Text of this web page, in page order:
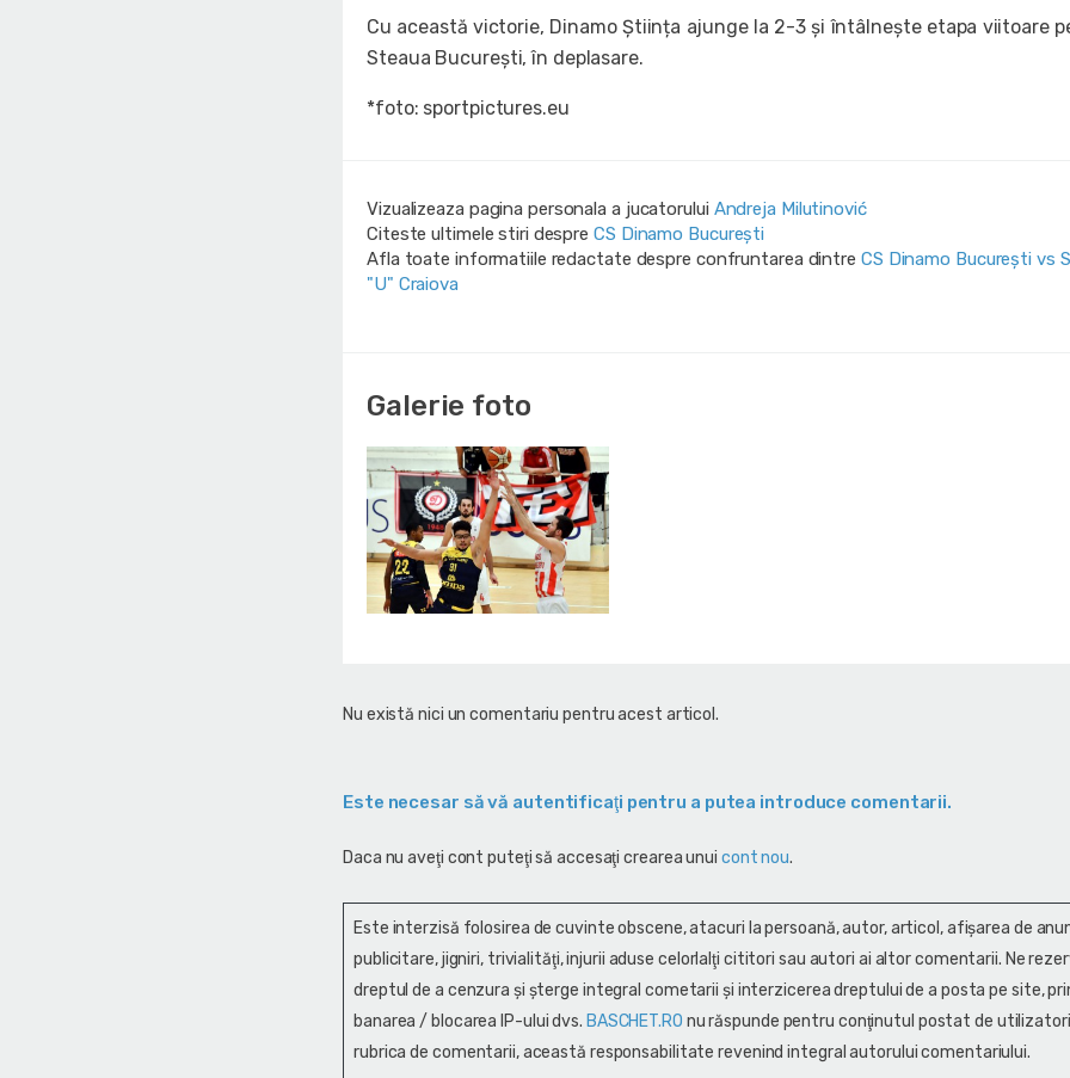
Cu această victorie, Dinamo Știința ajunge la 2-3 și întâlnește etapa viitoare
Steaua București, în deplasare.
*foto: sportpictures.eu
Vizualizeaza pagina personala a jucatorului Andreja Milutinović
Citeste ultimele stiri despre CS Dinamo Bucureşti
Afla toate informatiile redactate despre confruntarea dintre CS Dinamo Bucureşti vs
"U" Craiova
Galerie foto
Nu există nici un comentariu pentru acest articol.
Este necesar să vă autentificaţi pentru a putea introduce comentarii.
Daca nu aveţi cont puteţi să accesaţi crearea unui cont nou.
Este interzisă folosirea de cuvinte obscene, atacuri la persoană, autor, articol, afişarea de
publicitare, jigniri, trivialităţi, injurii aduse celorlalţi cititori sau autori ai altor comentarii. Ne
dreptul de a cenzura și şterge integral cometarii și interzicerea dreptului de a posta pe site,
banarea / blocarea IP-ului dvs. BASCHET.RO nu răspunde pentru conţinutul postat de
rubrica de comentarii, această responsabilitate revenind integral autorului comentariului.